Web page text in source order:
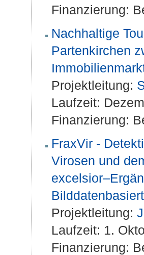
Finanzierung:
Nachhaltige
Partenkirchen
Projektleitung:
Laufzeit:
Finanzierung:
FraxVir -
Virosen und
Projektleitung:
Laufzeit: 1.
Finanzierung: